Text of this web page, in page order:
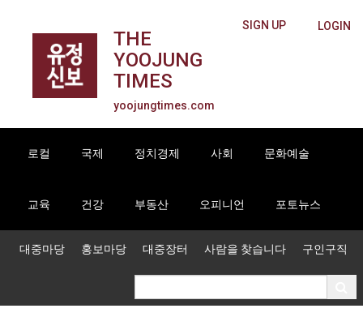
LOGIN
SIGN UP
THE
YOOJUNG
TIMES
yoojungtimes.com
로컬 국제 정치경제 사회 문화예술
교육 건강 부동산 오피니언 포토뉴스
대중마당 홍보마당 대중장터 사람을 찾습니다 구인구직